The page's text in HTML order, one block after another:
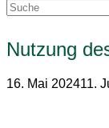
Nutzung
16. Mai 202411.